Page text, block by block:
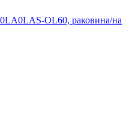
OL60, раковина/на